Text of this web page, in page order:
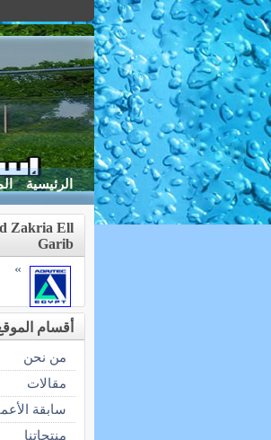
الرئيسية
Zakria Ell
Garib
»
أقسام
من نحن
مقالات
سابقة
منتجاتنا